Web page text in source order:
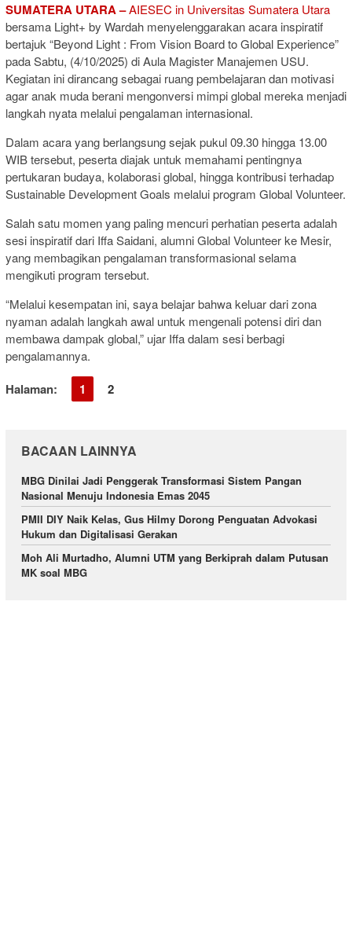
SUMATERA UTARA –AIESEC in Universitas Sumatera Utara
bersama Light+ by Wardah menyelenggarakan acara inspiratif
bertajuk “Beyond Light : From Vision Board to Global Experience”
pada Sabtu, (4/10/2025) di Aula Magister Manajemen USU.
Kegiatan ini dirancang sebagai ruang pembelajaran dan motivasi
agar anak muda berani mengonversi mimpi global mereka menjadi
langkah nyata melalui pengalaman internasional.
Dalam acara yang berlangsung sejak pukul 09.30 hingga 13.00
WIB tersebut, peserta diajak untuk memahami pentingnya
pertukaran budaya, kolaborasi global, hingga kontribusi terhadap
Sustainable Development Goals melalui program Global Volunteer.
Salah satu momen yang paling mencuri perhatian peserta adalah
sesi inspiratif dari Iffa Saidani, alumni Global Volunteer ke Mesir,
yang membagikan pengalaman transformasional selama
mengikuti program tersebut.
“Melalui kesempatan ini, saya belajar bahwa keluar dari zona
nyaman adalah langkah awal untuk mengenali potensi diri dan
membawa dampak global,” ujar Iffa dalam sesi berbagi
pengalamannya.
Halaman: 1 2
BACAAN LAINNYA
MBG Dinilai Jadi Penggerak Transformasi Sistem Pangan
Nasional Menuju Indonesia Emas 2045
PMII DIY Naik Kelas, Gus Hilmy Dorong Penguatan Advokasi
Hukum dan Digitalisasi Gerakan
Moh Ali Murtadho, Alumni UTM yang Berkiprah dalam Putusan
MK soal MBG